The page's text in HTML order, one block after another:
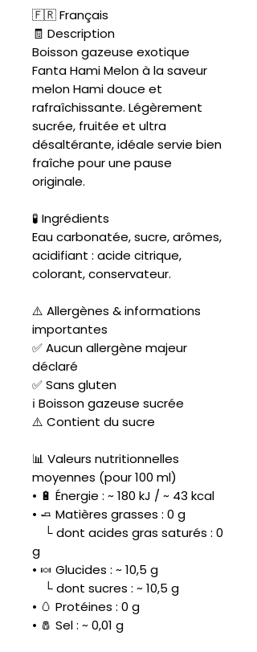
🇫🇷 Français
🧾 Description
Boisson gazeuse exotique
Fanta Hami Melon à la saveur
melon Hami douce et
rafraîchissante. Légèrement
sucrée, fruitée et ultra
désaltérante, idéale servie bien
fraîche pour une pause
originale.
🧪 Ingrédients
Eau carbonatée, sucre, arômes,
acidifiant : acide citrique,
colorant, conservateur.
⚠️ Allergènes & informations
importantes
✅ Aucun allergène majeur
déclaré
✅ Sans gluten
ℹ️ Boisson gazeuse sucrée
⚠️ Contient du sucre
📊 Valeurs nutritionnelles
moyennes (pour 100 ml)
• 🔋 Énergie : ~ 180 kJ / ~ 43 kcal
• 🧈 Matières grasses : 0 g
└ dont acides gras saturés : 0
g
• 🍬 Glucides : ~ 10,5 g
└ dont sucres : ~ 10,5 g
• 🥚 Protéines : 0 g
• 🧂 Sel : ~ 0,01 g